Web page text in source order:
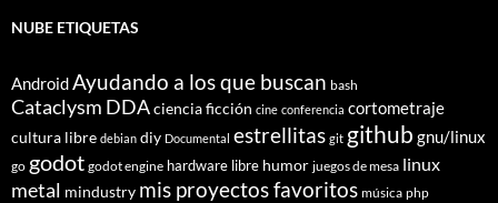
NUBE ETIQUETAS
AndroidAyudando a los que buscan bash
Cataclysm DDAciencia ficción cine conferencia cortometraje
cultura libre debian diy Documental estrellitas git github gnu/linux
go godot godot engine hardware libre humor juegos de mesa linux
metal mindustry mis proyectos favoritos música php